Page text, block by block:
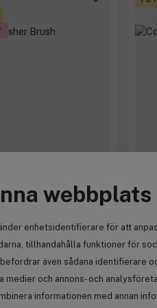
enhetsidentifierare för att
tillhandahålla funktioner för
även sådana identifierare
medier och annons- och
informationen med annan
154 kr